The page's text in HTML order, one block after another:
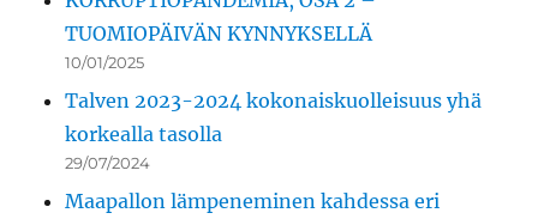
TUOMIOPÄIVÄN KYNNYKSELLÄ
10/01/2025
Talven 2023-2024 kokonaiskuolleisuus yhä
korkealla tasolla
29/07/2024
Maapallon lämpeneminen kahdessa eri